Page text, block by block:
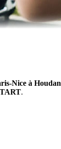
Nice à Houdan
.